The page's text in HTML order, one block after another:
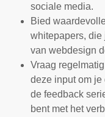
sociale media.
Bied
whitepapers, die
van webdesign
Vraag
deze input om
de feedback
bent met het